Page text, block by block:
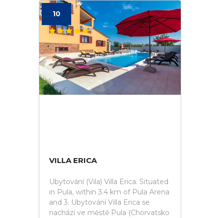
10
VILLA ERICA
Ubytování (Vila) Villa Erica. Situated
in Pula, within 3.4 km of Pula Arena
and 3. Ubytování Villa Erica se
nachází ve městě Pula (Chorvatsko